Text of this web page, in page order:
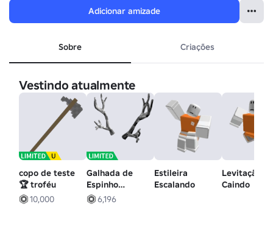
Adicionar amizade
Sobre Criações
Vestindo atualmente
copo de teste
🏆 troféu
10,000
Galhada de
Espinho
Argênteo
6,196
Estileira
Escalando
Levitação
Caindo